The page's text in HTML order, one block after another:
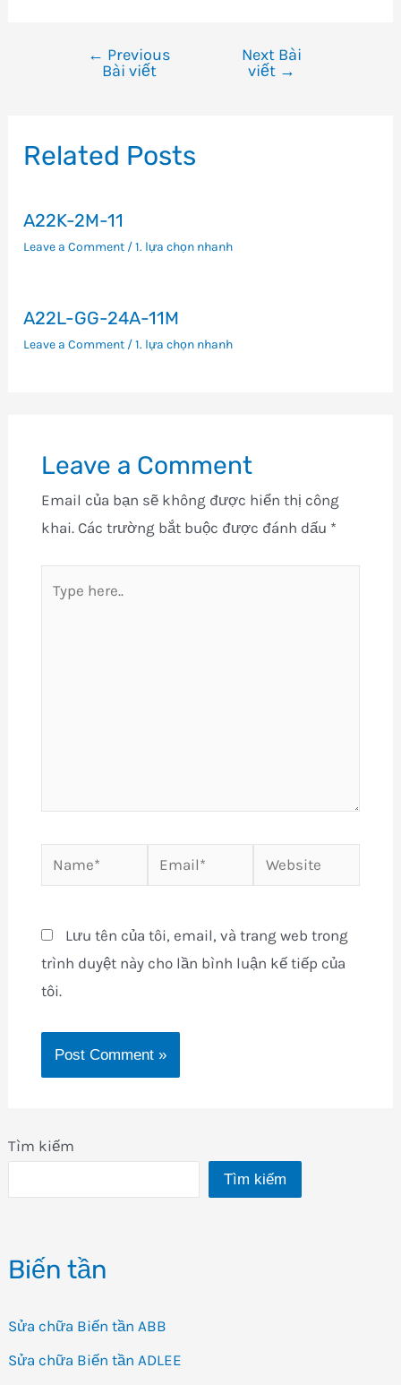
Tìm kiếm
Tìm kiếm
Biến tần
Sửa chữa Biến tần ABB
Sửa chữa Biến tần ADLEE
viết
← Previous
Bài viết
Next Bài
viết →
Related Posts
A22K-2M-11
Leave a Comment /1. lựa chọn nhanh
A22L-GG-24A-11M
Leave a Comment /1. lựa chọn nhanh
Leave a Comment
Email của bạn sẽ không được hiển thị công
khai. Các trường bắt buộc được đánh dấu *
here..
Name* Email* Website
Lưu tên của tôi, email, và trang web trong
trình duyệt này cho lần bình luận kế tiếp của
tôi.